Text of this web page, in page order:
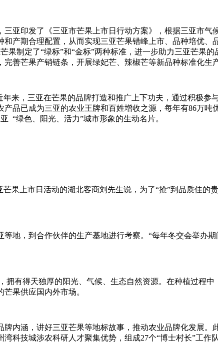
亚印发了《三亚市芒果上市日行动方案》，根据三亚市气
产期合理配置，从而实现三亚芒果错峰上市、品种培优、
制定了“绿标”和“金标”两种标准，进一步助力三亚芒果
善芒果产销链条，开展绿妃芒、辣椒芒等新品种标准化生
来，三亚在芒果的品牌打造和推广上下功夫，通过积极参
品已成为三亚的农业王牌和百姓增收之源，每年有86万吨
“绿色、阳光、活力”城市形象的生动名片。
果上市日活动的湖北客商刘先生说，为了“抢”到品质佳的
地，到合作伙伴的生产基地进行考察。“每年冬交会举办
拥有得天独厚的阳光、气候、生态自然资源。在种植过程
果供应国内外市场。
内涵，讲好三亚芒果等地标故事，推动农业品牌化发展。
科技城涉农科研人才聚集优势，组成27个“博士村长”工作